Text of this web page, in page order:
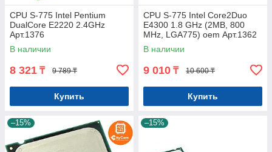
CPU S-775 Intel Pentium
DualCore E2220 2.4GHz
Арт.1376
В наличии
8 321 ₸ 9 789 ₸
Купить
CPU S-775 Intel Core2Duo
E4300 1.8 GHz (2MB, 800
MHz, LGA775) oem Арт.1362
В наличии
9 010 ₸ 10 600 ₸
Купить
–15% –15%